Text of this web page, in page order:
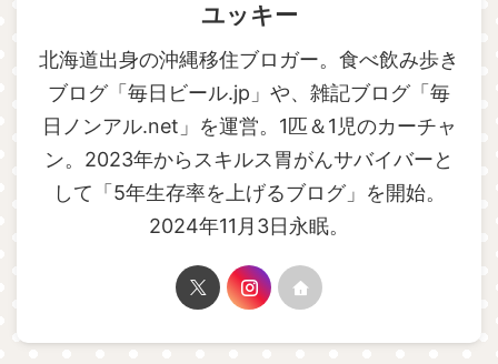
ユッキー
北海道出身の沖縄移住ブロガー。食べ飲み歩き
ブログ「毎日ビール.jp」や、雑記ブログ「毎
日ノンアル.net」を運営。1匹＆1児のカーチャ
ン。2023年からスキルス胃がんサバイバーと
して「5年生存率を上げるブログ」を開始。
2024年11月3日永眠。